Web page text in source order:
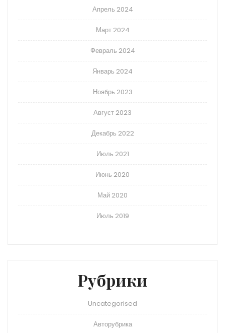
Апрель 2024
Март 2024
Февраль 2024
Январь 2024
Ноябрь 2023
Август 2023
Декабрь 2022
Июль 2021
Июнь 2020
Май 2020
Июль 2019
Рубрики
Uncategorised
Авторубрика